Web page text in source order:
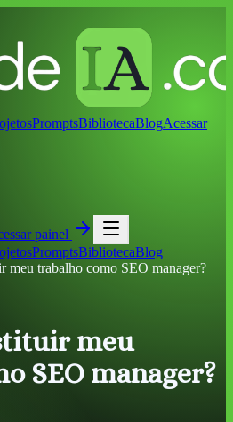
PromptsBibliotecaBlogAcessar
painel
PromptsBibliotecaBlog
meu trabalho como SEO manager?
meu
SEO manager?